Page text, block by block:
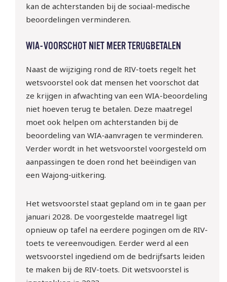
kan de achterstanden bij de sociaal-medische
beoordelingen verminderen.
WIA-VOORSCHOT NIET MEER TERUGBETALEN
Naast de wijziging rond de RIV-toets regelt het
wetsvoorstel ook dat mensen het voorschot dat
ze krijgen in afwachting van een WIA-beoordeling
niet hoeven terug te betalen. Deze maatregel
moet ook helpen om achterstanden bij de
beoordeling van WIA‑aanvragen te verminderen.
Verder wordt in het wetsvoorstel voorgesteld om
aanpassingen te doen rond het beëindigen van
een Wajong-uitkering.
Het wetsvoorstel staat gepland om in te gaan per
januari 2028. De voorgestelde maatregel ligt
opnieuw op tafel na eerdere pogingen om de RIV-
toets te vereenvoudigen. Eerder werd al een
wetsvoorstel ingediend om de bedrijfsarts leiden
te maken bij de RIV-toets. Dit wetsvoorstel is
10 sept | Webinar: ‘WTTA:
ben jij klaar voor de nieuwe
regels rondom het inlenen
van arbeidskrachten?